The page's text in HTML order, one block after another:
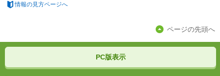
情報の見方ページへ
ページの先頭へ
PC版表示